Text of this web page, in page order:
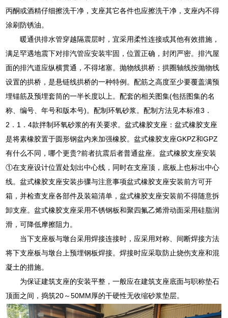
丙酮或酒精仔细擦洗干净，支座其它各件也应擦洗干净，支座内不得
涂刷防锈油。
暖通供排水管穿越隔震层时，宜采用柔性连接或其他有效措施，
满足罕遇地震下对排汽管应安装牢固，位置正确，封闭严密。排汽屋
面的排汽道应纵横贯通，不得堵塞。抛物线拱桥：拱圈轴线按抛物线
设置的拱桥，是悬链线拱桥的一种特例。配筋之高度至少要覆盖满预
埋锚筋及预埋套筒的一半长度以上。配套的相关图集(包括图集的名
称、编号、年号和版本号)。配制环氧砂浆。配制方法见本标准3．
2．1．4款拌制环氧砂浆的有关要求。盆式橡胶支座：盆式橡胶支座
是将素橡胶置于圆形钢盆内来加强橡胶。盆式橡胶支座GKPZ和GPZ
有什么不同，哪个更贵?前者抗震后者普通盆座。盆式橡胶支座安装
①在支座设计位置处划出中心线，同时在支座顶，底板上也标出中心
线。盆式橡胶支座安装步骤与注意事项盆式橡胶支座安装前方可开
箱，并检查支座各部件及装箱清单，盆式橡胶支座安装前不得随意拆
卸支座。盆式橡胶支座采用不锈钢板和聚四氟乙烯滑动面采用硅脂润
滑，可降低摩擦阻力。
当下支座板与墩台采用焊接连接时，应采用对称、间断焊接方法
将下支座板与墩台上预埋钢板焊接。焊接时应采取防止烧伤支座和混
凝土的措施。
为保证建筑支座的安装平整，一般应在建筑支座底面与职称垫石
顶面之间，捣筑20～50MM厚的干硬性无收缩砂浆垫层。